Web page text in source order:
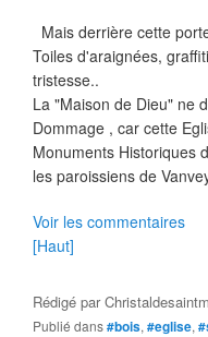
Mais derrière cette
Toiles d'araignées,
tristesse..
La "Maison de Dieu" ne
Dommage , car cette
Monuments Historiques
les paroissiens de
Voir les commentaires
[Haut]
Rédigé par
Publié dans#bois, #eglise,